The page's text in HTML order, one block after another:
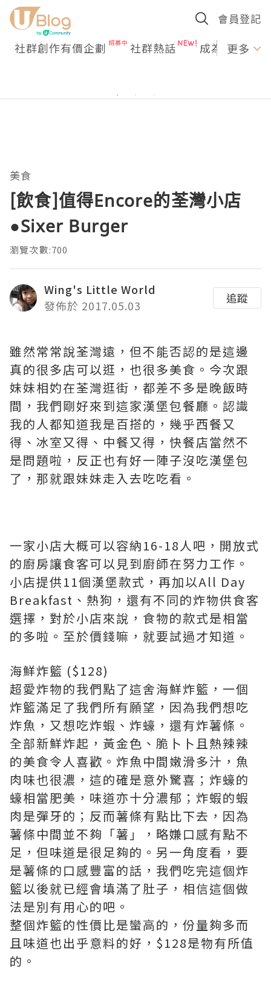
會員登記
社群創作有價企劃 社群熱話 成為U更多
美食
[飲食]值得Encore的荃灣小店
●Sixer Burger
瀏覽次數:700
Wing's Little World
發佈於 2017.05.03
追蹤
雖然常常說荃灣遠，但不能否認的是這邊
真的很多店可以逛，也很多美食。今次跟
妹妹相妁在荃灣逛街，都差不多是晚飯時
間，我們剛好來到這家漢堡包餐廳。認識
我的人都知道我是百搭的，幾乎西餐又
得、冰室又得、中餐又得，快餐店當然不
是問題啦，反正也有好一陣子沒吃漢堡包
了，那就跟妹妹走入去吃吃看。
一家小店大概可以容納16-18人吧，開放式
的廚房讓食客可以見到廚師在努力工作。
小店提供11個漢堡款式，再加以All Day
Breakfast、熱狗，還有不同的炸物供食客
選擇，對於小店來說，食物的款式是相當
的多啦。至於價錢嘛，就要試過才知道。
海鮮炸籃 ($128)
超愛炸物的我們點了這舍海鮮炸籃，一個
炸籃滿足了我們所有願望，因為我們想吃
炸魚，又想吃炸蝦、炸蠔，還有炸薯條。
全部新鮮炸起，黃金色、脆卜卜且熱辣辣
的美食令人喜歡。炸魚中間嫩滑多汁，魚
肉味也很濃，這的確是意外驚喜；炸蠔的
蠔相當肥美，味道亦十分濃郁；炸蝦的蝦
肉是彈牙的；反而薯條有點比下去，因為
薯條中間並不夠「薯」，略嫌口感有點不
足，但味道是很足夠的。另一角度看，要
是薯條的口感豐富的話，我們吃完這個炸
籃以後就已經會填滿了肚子，相信這個做
法是別有用心的吧。
整個炸籃的性價比是蠻高的，份量夠多而
且味道也出乎意料的好，$128是物有所值
的。